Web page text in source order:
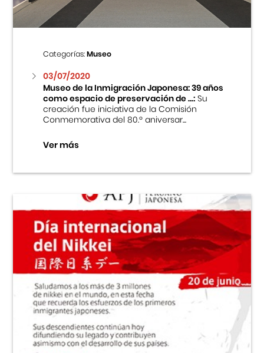
Categorías:Museo
03/07/2020
Museo de la Inmigración Japonesa: 39 años
como espacio de preservación de ...:Su
creación fue iniciativa de la Comisión
Conmemorativa del 80.º aniversar...
Ver más